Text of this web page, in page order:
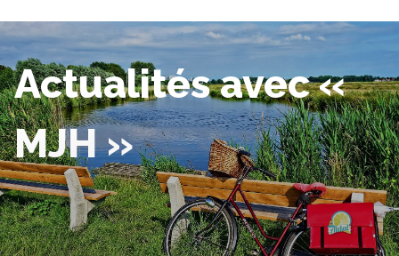
Actualités avec «
MJH »